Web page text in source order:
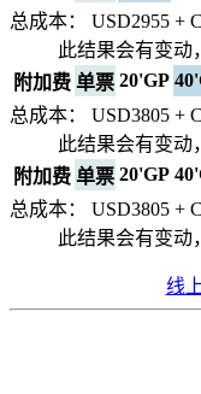
总成本： USD2955 +
此结果会有变动
附加费 单票 20'GP
总成本： USD3805 +
此结果会有变动
附加费 单票 20'GP
总成本： USD3805 +
此结果会有变动
线